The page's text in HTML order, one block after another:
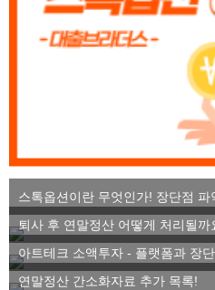
스톡옵션이란 무엇인가! 장단점 파
퇴사 후 연말정산 어떻게 처리될까
아트테크 소액투자 - 플랫폼과 장
연말정산 간소화자료 추가 목록!